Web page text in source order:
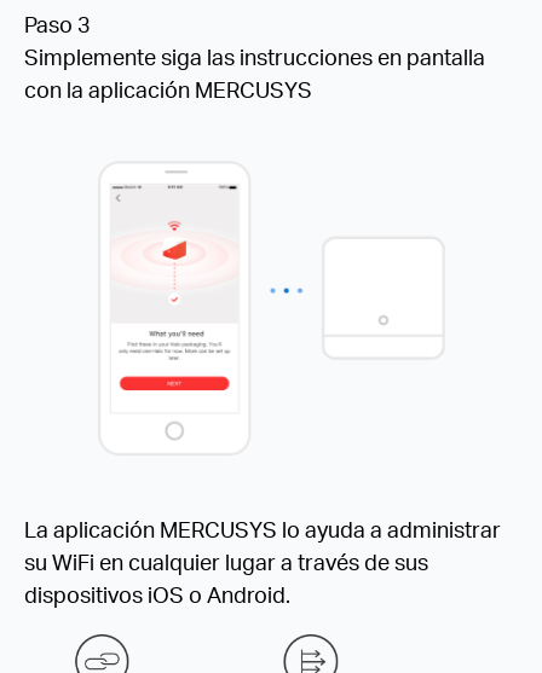
Paso 3
Simplemente siga las instrucciones en pantalla
con la aplicación MERCUSYS
La aplicación MERCUSYS lo ayuda a administrar
su WiFi en cualquier lugar a través de sus
dispositivos iOS o Android.